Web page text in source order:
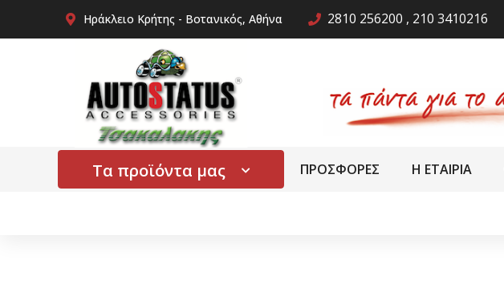
Ηράκλειο Κρήτης - Βοτανικός, Αθήνα 2810 256200 , 210 3410216
Τα προϊόντα μας ΠΡΟΣΦΟΡΕΣ Η ΕΤΑΙΡΙΑ